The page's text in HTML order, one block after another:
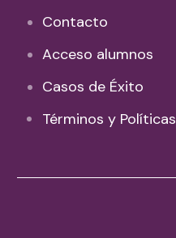
Contacto
Acceso alumnos
Casos de Éxito
Términos y Políticas